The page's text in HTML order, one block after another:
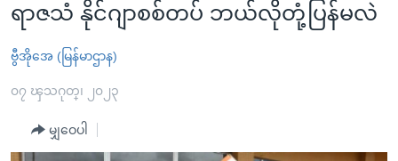
Link
များ
ပင်မ
ကမ္ဘာ့သတင်းများ
နိုင်ငံတကာ
အစ္စရေး-ပါလက်စတိုင်း
ဗွီဒီယို
အင်္ဂလိပ်စာလေ့လာမယ်
ရာဇသံ နိုင်ဂျာစစ်တပ် ဘယ်လိုတုံ့ပြန်မလဲ
ဗွီအိုအေ (မြန်မာဌာန)
၀၇ ၾသဂုတ္၊ ၂၀၂၃
မျှဝေပါ